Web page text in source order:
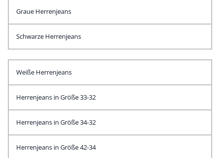
Graue Herrenjeans
Schwarze Herrenjeans
Weiße Herrenjeans
Herrenjeans in Größe 33-32
Herrenjeans in Größe 34-32
Herrenjeans in Größe 42-34